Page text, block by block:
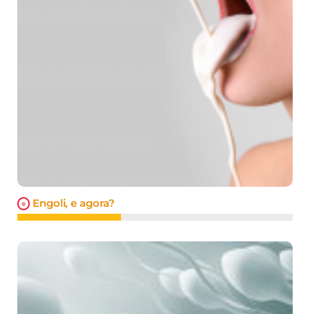
Engoli, e agora?